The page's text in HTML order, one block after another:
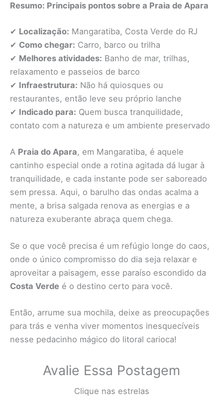
Resumo: Principais pontos sobre a Praia de Apara
✔ Localização: Mangaratiba, Costa Verde do RJ
✔ Como chegar: Carro, barco ou trilha
✔ Melhores atividades: Banho de mar, trilhas,
relaxamento e passeios de barco
✔ Infraestrutura: Não há quiosques ou
restaurantes, então leve seu próprio lanche
✔ Indicado para: Quem busca tranquilidade,
contato com a natureza e um ambiente preservado
A Praia do Apara, em Mangaratiba, é aquele
cantinho especial onde a rotina agitada dá lugar à
tranquilidade, e cada instante pode ser saboreado
sem pressa. Aqui, o barulho das ondas acalma a
mente, a brisa salgada renova as energias e a
natureza exuberante abraça quem chega.
Se o que você precisa é um refúgio longe do caos,
onde o único compromisso do dia seja relaxar e
aproveitar a paisagem, esse paraíso escondido da
Costa Verde é o destino certo para você.
Então, arrume sua mochila, deixe as preocupações
para trás e venha viver momentos inesquecíveis
nesse pedacinho mágico do litoral carioca!
Avalie Essa Postagem
Clique nas estrelas